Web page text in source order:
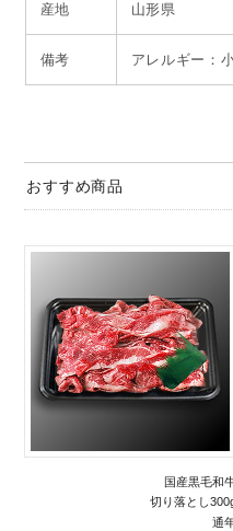
産地 山形県
備考 アレルギー：
おすすめ商品
国産黒毛和
切り落とし
通